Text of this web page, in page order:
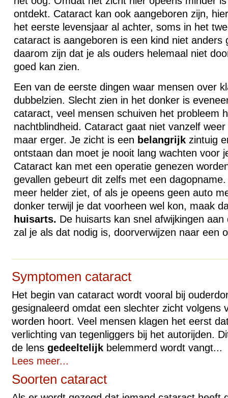
ontdekt. Cataract kan ook aangeboren zijn,
het eerste levensjaar al achter, soms in het
cataract is aangeboren is een kind niet anders
daarom zijn dat je als ouders helemaal niet
goed kan zien.
Een van de eerste dingen waar mensen over
dubbelzien. Slecht zien in het donker is
cataract, veel mensen schuiven het probleem
nachtblindheid. Cataract gaat niet vanzelf
maar erger. Je zicht is een belangrijkzintuig
ontstaan dan moet je nooit lang wachten voor
Cataract kan met een operatie genezen
gevallen gebeurt dit zelfs met een
meer helder ziet, of als je opeens geen auto
donker terwijl je dat voorheen wel kon, maak
huisarts. De huisarts kan snel afwijkingen
zal je als dat nodig is, doorverwijzen naar een
Symptomen cataract
Het begin van cataract wordt vooral bij
gesignaleerd omdat een slechter zicht volgens
worden hoort. Veel mensen klagen het eerst
verlichting van tegenliggers bij het autorijden.
de lens gedeeltelijkbelemmerd wordt vangt...
Lees meer...
Soorten cataract